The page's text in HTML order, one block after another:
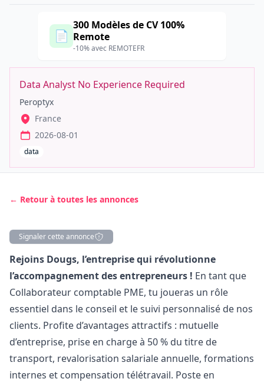
📄
300 Modèles de CV 100%
Remote
-10% avec REMOTEFR
Data Analyst No Experience Required
Peroptyx
France
2026-08-01
data
← Retour à toutes les annonces
Signaler cette annonce
Description
Rejoins Dougs, l’entreprise qui révolutionne
l’accompagnement des entrepreneurs ! En tant que
Collaborateur comptable PME, tu joueras un rôle
essentiel dans le conseil et le suivi personnalisé de nos
clients. Profite d’avantages attractifs : mutuelle
d’entreprise, prise en charge à 50 % du titre de
transport, revalorisation salariale annuelle, formations
internes et compensation télétravail. Poste en